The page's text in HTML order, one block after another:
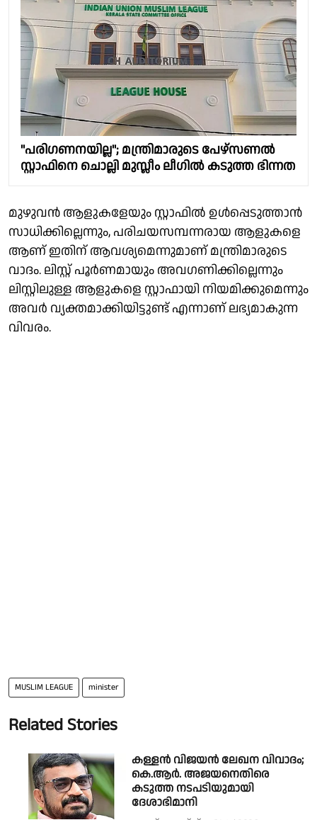
"പരിഗണനയില്ല"; മന്ത്രിമാരുടെ പേഴ്‌സണൽ
സ്റ്റാഫിനെ ചൊല്ലി മുസ്ലീം ലീഗിൽ കടുത്ത ഭിന്നത
മുഴുവൻ ആളുകളേയും സ്റ്റാഫിൽ ഉൾപ്പെടുത്താൻ
സാധിക്കില്ലെന്നും, പരിചയസമ്പന്നരായ ആളുകളെ
ആണ് ഇതിന് ആവശ്യമെന്നുമാണ് മന്ത്രിമാരുടെ
വാദം. ലിസ്റ്റ് പൂർണമായും അവഗണിക്കില്ലെന്നും
ലിസ്റ്റിലുള്ള ആളുകളെ സ്റ്റാഫായി നിയമിക്കുമെന്നും
അവർ വ്യക്തമാക്കിയിട്ടുണ്ട് എന്നാണ് ലഭ്യമാകുന്ന
വിവരം.
MUSLIM LEAGUE minister
Related Stories
കള്ളൻ വിജയൻ ലേഖന വിവാദം;
കെ.ആർ. അജയനെതിരെ
കടുത്ത നടപടിയുമായി
ദേശാഭിമാനി